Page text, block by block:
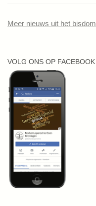
Meer nieuws uit het bisdom
VOLG ONS OP FACEBOOK